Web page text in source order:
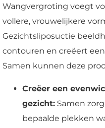
Wangvergroting voegt
vollere, vrouwelijkere
Gezichtsliposuctie
contouren en creëert
Samen kunnen deze
Creëer een
gezicht: Samen
bepaalde plekken